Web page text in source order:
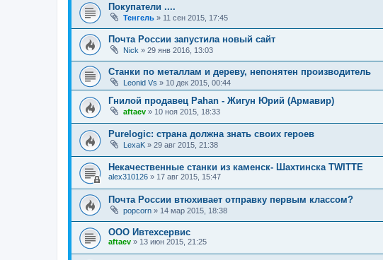
Покупатели ....
Тенгель » 11 сен 2015, 17:45
Почта России запустила новый сайт
Nick » 29 янв 2016, 13:03
Станки по металлам и дереву, непонятен производитель
Leonid Vs » 10 дек 2015, 00:44
Гнилой продавец Pahan - Жигун Юрий (Армавир)
aftaev » 10 ноя 2015, 18:33
Purelogic: страна должна знать своих героев
LexaK » 29 авг 2015, 21:38
Некачественные станки из каменск- Шахтинска TWITTE
alex310126 » 17 авг 2015, 15:47
Почта России втюхивает отправку первым классом?
popcorn » 14 мар 2015, 18:38
ООО Ивтехсервис
aftaev » 13 июн 2015, 21:25